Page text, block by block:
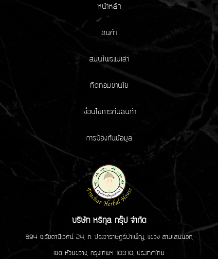
หน้าหลัก
สินค้า
สมุนไพรแม่เล่า
ทิดทอมขานไข
เงื่อนไขการคืนสินค้า
การป้องกันข้อมูล
บริษัท หริกุล กรุ๊ป จำกัด
694 ซ.รัชดานิเวศน์ 24, ถ. ประชาราษฏร์บำเพ็ญ, แขวง สามเสนนอก,
เขต ห้วยขวาง, กรุงเทพฯ 10310, ประเทศไทย